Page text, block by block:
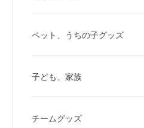
ペット、うちの子グッズ
子ども、家族
チームグッズ